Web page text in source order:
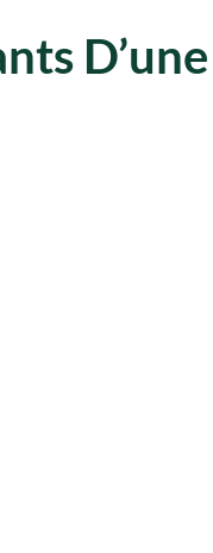
D’une